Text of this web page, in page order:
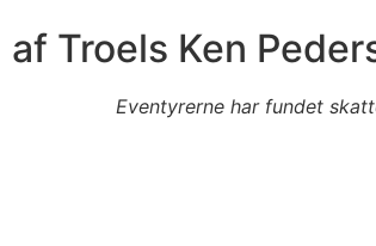
af Troels Ken
Eventyrerne har fundet